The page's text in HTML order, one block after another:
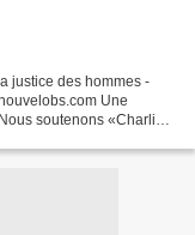
justice des hommes -
Une
soutenons «Charlie